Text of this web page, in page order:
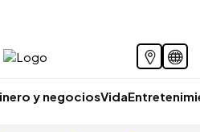
y negociosVida